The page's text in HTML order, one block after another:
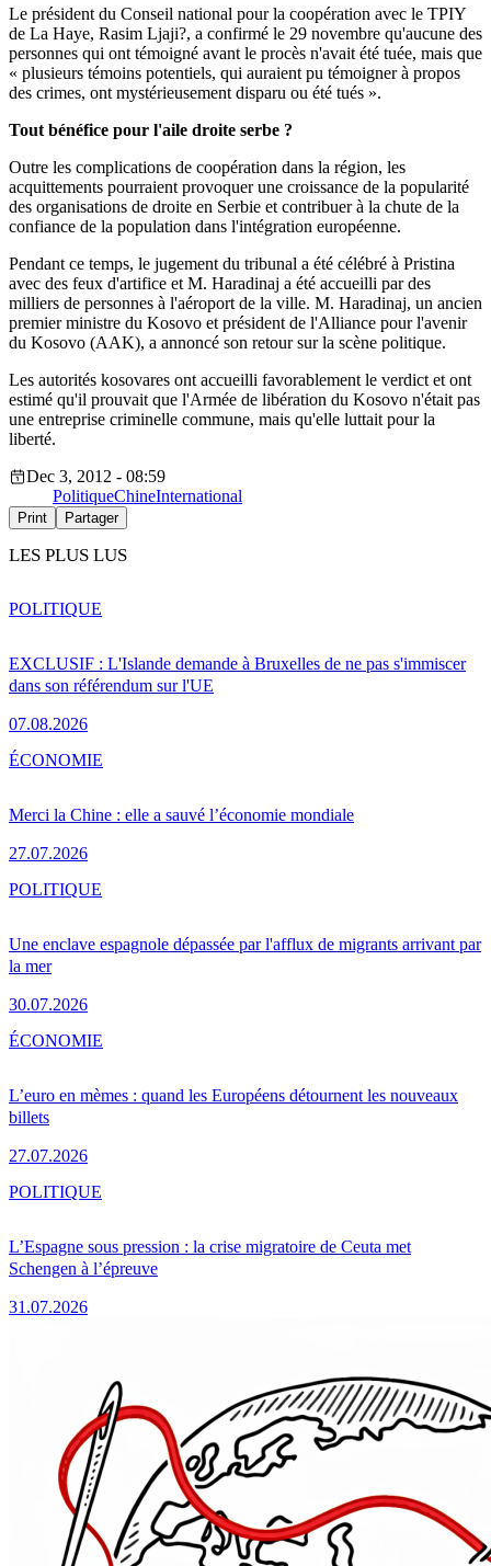
Le président du Conseil national pour la coopération avec le TPIY
de La Haye, Rasim Ljaji?, a confirmé le 29 novembre qu'aucune des
personnes qui ont témoigné avant le procès n'avait été tuée, mais que
« plusieurs témoins potentiels, qui auraient pu témoigner à propos
des crimes, ont mystérieusement disparu ou été tués ».
Tout bénéfice pour l'aile droite serbe ?
Outre les complications de coopération dans la région, les
acquittements pourraient provoquer une croissance de la popularité
des organisations de droite en Serbie et contribuer à la chute de la
confiance de la population dans l'intégration européenne.
Pendant ce temps, le jugement du tribunal a été célébré à Pristina
avec des feux d'artifice et M. Haradinaj a été accueilli par des
milliers de personnes à l'aéroport de la ville. M. Haradinaj, un ancien
premier ministre du Kosovo et président de l'Alliance pour l'avenir
du Kosovo (AAK), a annoncé son retour sur la scène politique.
Les autorités kosovares ont accueilli favorablement le verdict et ont
estimé qu'il prouvait que l'Armée de libération du Kosovo n'était pas
une entreprise criminelle commune, mais qu'elle luttait pour la
liberté.
Dec 3, 2012 - 08:59
PolitiqueChineInternational
Print Partager
LES PLUS LUS
EXCLUSIF : L'Islande demande à Bruxelles de ne pas s'immiscer
dans son référendum sur l'UE
07.08.2026
POLITIQUE
Merci la Chine : elle a sauvé l’économie mondiale
27.07.2026
ÉCONOMIE
Une enclave espagnole dépassée par l'afflux de migrants arrivant par
la mer
30.07.2026
POLITIQUE
L’euro en mèmes : quand les Européens détournent les nouveaux
billets
27.07.2026
ÉCONOMIE
L’Espagne sous pression : la crise migratoire de Ceuta met
Schengen à l’épreuve
31.07.2026
POLITIQUE